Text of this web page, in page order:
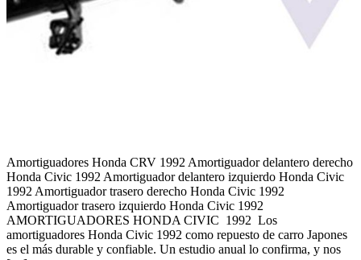
Amortiguadores Honda CRV 1992 Amortiguador delantero derecho
Honda Civic 1992 Amortiguador delantero izquierdo Honda Civic
1992 Amortiguador trasero derecho Honda Civic 1992
Amortiguador trasero izquierdo Honda Civic 1992
AMORTIGUADORES HONDA CIVIC 1992 Los
amortiguadores Honda Civic 1992 como repuesto de carro Japones
es el más durable y confiable. Un estudio anual lo confirma, y nos